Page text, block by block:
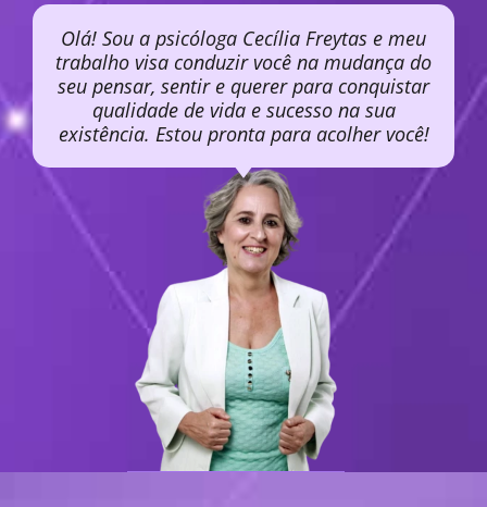
Olá! Sou a psicóloga Cecília Freytas e meu
trabalho visa conduzir você na mudança do
seu pensar, sentir e querer para conquistar
qualidade de vida e sucesso na sua
existência. Estou pronta para acolher você!